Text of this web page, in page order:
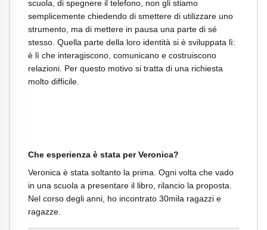
scuola, di spegnere il telefono, non gli stiamo
semplicemente chiedendo di smettere di utilizzare uno
strumento, ma di mettere in pausa una parte di sé
stesso. Quella parte della loro identità si è sviluppata lì:
è lì che interagiscono, comunicano e costruiscono
relazioni. Per questo motivo si tratta di una richiesta
molto difficile.
Che esperienza è stata per Veronica?
Veronica è stata soltanto la prima. Ogni volta che vado
in una scuola a presentare il libro, rilancio la proposta.
Nel corso degli anni, ho incontrato 30mila ragazzi e
ragazze.